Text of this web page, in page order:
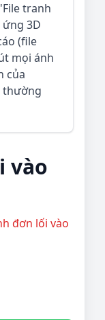
tranh
ứng 3D
(file
mọi ánh
của
thường
vào
đơn lối vào